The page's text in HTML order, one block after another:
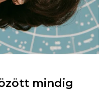
mindig